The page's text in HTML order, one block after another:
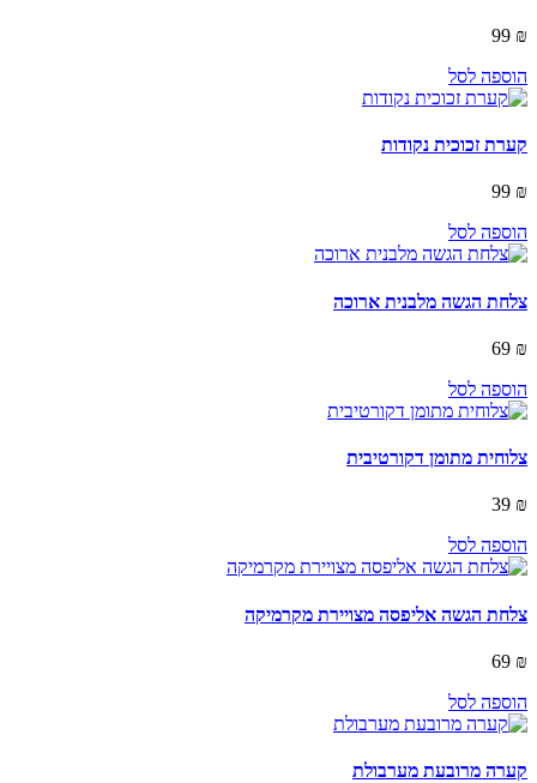
99 ₪
הוספה לסל
קערת זכוכית נקודות
99 ₪
הוספה לסל
צלחת הגשה מלבנית ארוכה
69 ₪
הוספה לסל
צלוחית מתומן דקורטיבית
39 ₪
הוספה לסל
צלחת הגשה אליפסה מצויירת מקרמיקה
69 ₪
הוספה לסל
קערה מרובעת מערבולת